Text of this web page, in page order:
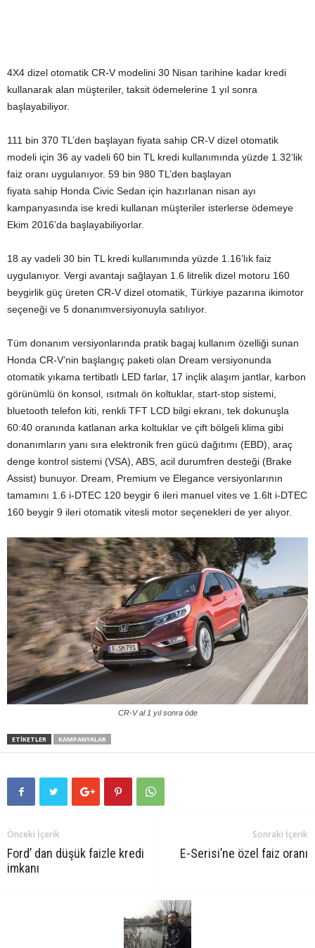
4X4 dizel otomatik CR-V modelini 30 Nisan tarihine kadar kredi
kullanarak alan müşteriler, taksit ödemelerine 1 yıl sonra
başlayabiliyor.
111 bin 370 TL’den başlayan fiyata sahip CR-V dizel otomatik
modeli için 36 ay vadeli 60 bin TL kredi kullanımında yüzde 1.32’lik
faiz oranı uygulanıyor. 59 bin 980 TL’den başlayan
fiyata sahip Honda Civic Sedan için hazırlanan nisan ayı
kampanyasında ise kredi kullanan müşteriler isterlerse ödemeye
Ekim 2016’da başlayabiliyorlar.
18 ay vadeli 30 bin TL kredi kullanımında yüzde 1.16’lık faiz
uygulanıyor. Vergi avantajı sağlayan 1.6 litrelik dizel motoru 160
beygirlik güç üreten CR-V dizel otomatik, Türkiye pazarına ikimotor
seçeneği ve 5 donanımversiyonuyla satılıyor.
Tüm donanım versiyonlarında pratik bagaj kullanım özelliği sunan
Honda CR-V’nin başlangıç paketi olan Dream versiyonunda
otomatik yıkama tertibatlı LED farlar, 17 inçlik alaşım jantlar, karbon
görünümlü ön konsol, ısıtmalı ön koltuklar, start-stop sistemi,
bluetooth telefon kiti, renkli TFT LCD bilgi ekranı, tek dokunuşla
60:40 oranında katlanan arka koltuklar ve çift bölgeli klima gibi
donanımların yanı sıra elektronik fren gücü dağıtımı (EBD), araç
denge kontrol sistemi (VSA), ABS, acil durumfren desteği (Brake
Assist) bunuyor. Dream, Premium ve Elegance versiyonlarının
tamamını 1.6 i-DTEC 120 beygir 6 ileri manuel vites ve 1.6lt i-DTEC
160 beygir 9 ileri otomatik vitesli motor seçenekleri de yer alıyor.
CR-V al 1 yıl sonra öde
ETIKETLER KAMPANYALAR
Önceki İçerik
Ford’ dan düşük faizle kredi
imkanı
Sonraki İçerik
E-Serisi’ne özel faiz oranı